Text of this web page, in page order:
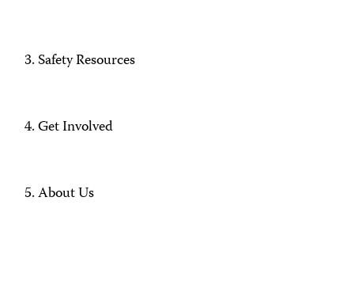
Safety Resources
Get Involved
About Us